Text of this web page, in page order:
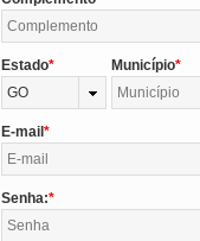
Estado
GO
Município
E-mail
Senha: